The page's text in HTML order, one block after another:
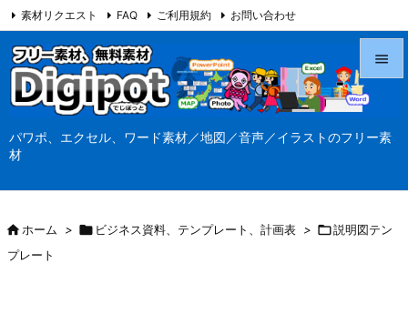
パワポ、エクセル、ワード素材／地図／音声／イラストのフリー素
材




素材リクエスト FAQ ご利用規約 お問い合わせ
当サイト（Digipot.net）について
ホーム >  ビジネス資料、テンプレート、計画表 > 説明図テン
プレート